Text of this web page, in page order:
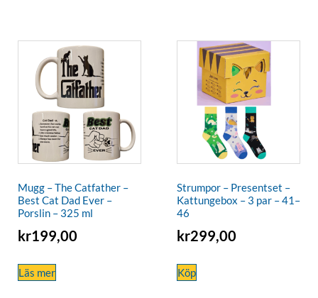
Mugg – The Catfather –
Best Cat Dad Ever –
Porslin – 325 ml
kr199,00
Läs mer
Strumpor – Presentset –
Kattungebox – 3 par – 41–
46
kr299,00
Köp